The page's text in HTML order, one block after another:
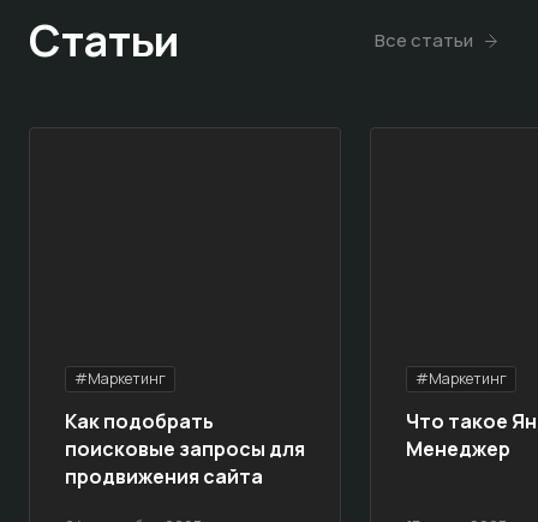
Статьи Все статьи
#Маркетинг
Как подобрать
поисковые запросы для
продвижения сайта
#Маркетинг
Что такое
Менеджер